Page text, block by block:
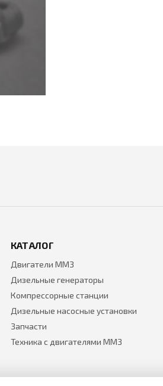
КАТАЛОГ
Двигатели ММЗ
Дизельные генераторы
Компрессорные станции
Дизельные насосные установки
Запчасти
Техника с двигателями ММЗ